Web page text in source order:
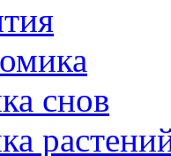
снов